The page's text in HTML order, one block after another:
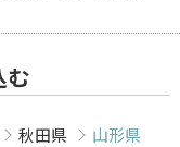
む
秋田県
山形県